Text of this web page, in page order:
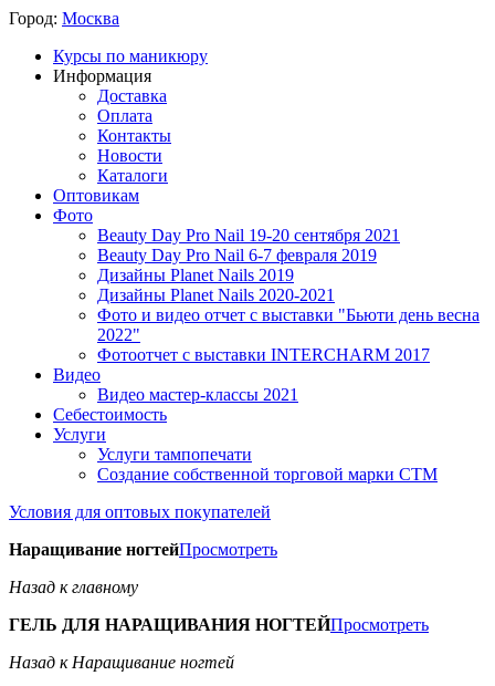
Город: Москва
Курсы по маникюру
Информация
Доставка
Оплата
Контакты
Новости
Каталоги
Оптовикам
Фото
Beauty Day Pro Nail 19-20 сентября 2021
Beauty Day Pro Nail 6-7 февраля 2019
Дизайны Planet Nails 2019
Дизайны Planet Nails 2020-2021
Фото и видео отчет с выставки "Бьюти день весна
2022"
Фотоотчет с выставки INTERCHARM 2017
Видео
Видео мастер-классы 2021
Себестоимость
Услуги
Услуги тампопечати
Создание собственной торговой марки СТМ
Условия для оптовых покупателей
Наращивание ногтейПросмотреть
Назад к главному
ГЕЛЬ ДЛЯ НАРАЩИВАНИЯ НОГТЕЙПросмотреть
Назад к Наращивание ногтей